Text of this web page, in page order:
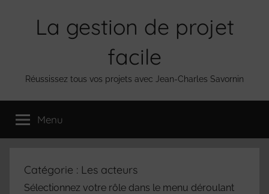
La gestion de projet
facile
Réussissez tous vos projets avec Jean-Charles Savornin
Menu
Catégorie : Les acteurs
Sélectionnez votre rôle dans le menu déroulant